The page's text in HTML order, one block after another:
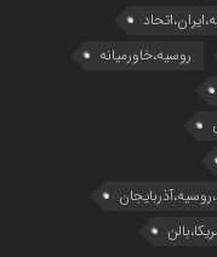
روسیه،خاورمیانه